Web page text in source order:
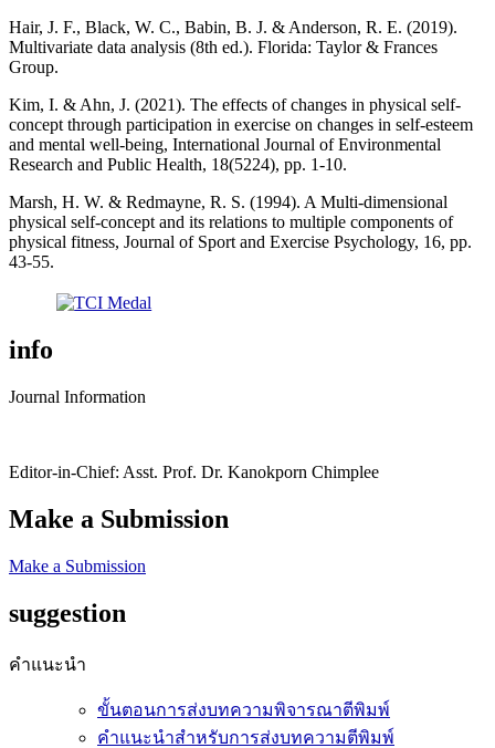
Hair, J. F., Black, W. C., Babin, B. J. & Anderson, R. E. (2019).
Multivariate data analysis (8th ed.). Florida: Taylor & Frances
Group.
Kim, I. & Ahn, J. (2021). The effects of changes in physical self-
concept through participation in exercise on changes in self-esteem
and mental well-being, International Journal of Environmental
Research and Public Health, 18(5224), pp. 1-10.
Marsh, H. W. & Redmayne, R. S. (1994). A Multi-dimensional
physical self-concept and its relations to multiple components of
physical fitness, Journal of Sport and Exercise Psychology, 16, pp.
43-55.
info
Journal Information
Editor-in-Chief: Asst. Prof. Dr. Kanokporn Chimplee
Make a Submission
Make a Submission
suggestion
คำแนะนำ
ขั้นตอนการส่งบทความพิจารณาตีพิมพ์
คำแนะนำสำหรับการส่งบทความตีพิมพ์